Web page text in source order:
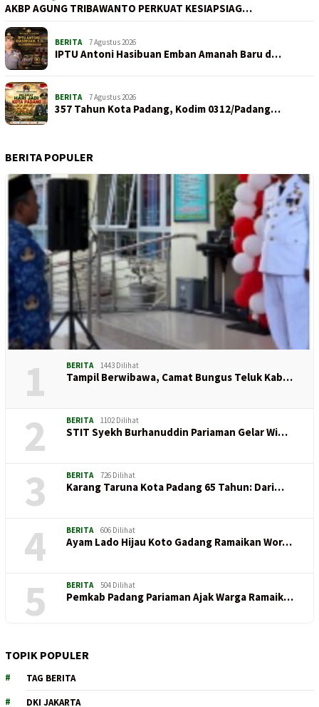
AKBP AGUNG TRIBAWANTO PERKUAT KESIAPSIAG…
BERITA 7 Agustus 2026
IPTU Antoni Hasibuan Emban Amanah Baru d…
BERITA 7 Agustus 2026
357 Tahun Kota Padang, Kodim 0312/Padang…
BERITA POPULER
1 BERITA 1443 Dilihat
Tampil Berwibawa, Camat Bungus Teluk Kab…
2 BERITA 1102 Dilihat
STIT Syekh Burhanuddin Pariaman Gelar Wi…
3 BERITA 726 Dilihat
Karang Taruna Kota Padang 65 Tahun: Dari…
4 BERITA 606 Dilihat
Ayam Lado Hijau Koto Gadang Ramaikan Wor…
5 BERITA 504 Dilihat
Pemkab Padang Pariaman Ajak Warga Ramaik…
TOPIK POPULER
TAG BERITA
DKI JAKARTA